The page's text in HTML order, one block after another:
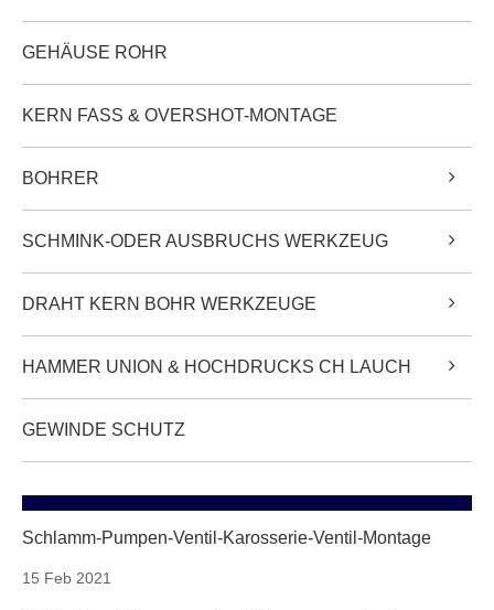
GEHÄUSE ROHR
KERN FASS & OVERSHOT-MONTAGE
BOHRER
SCHMINK-ODER AUSBRUCHS WERKZEUG
DRAHT KERN BOHR WERKZEUGE
HAMMER UNION & HOCHDRUCKS CH LAUCH
GEWINDE SCHUTZ
Schlamm-Pumpen-Ventil-Karosserie-Ventil-Montage
15 Feb 2021